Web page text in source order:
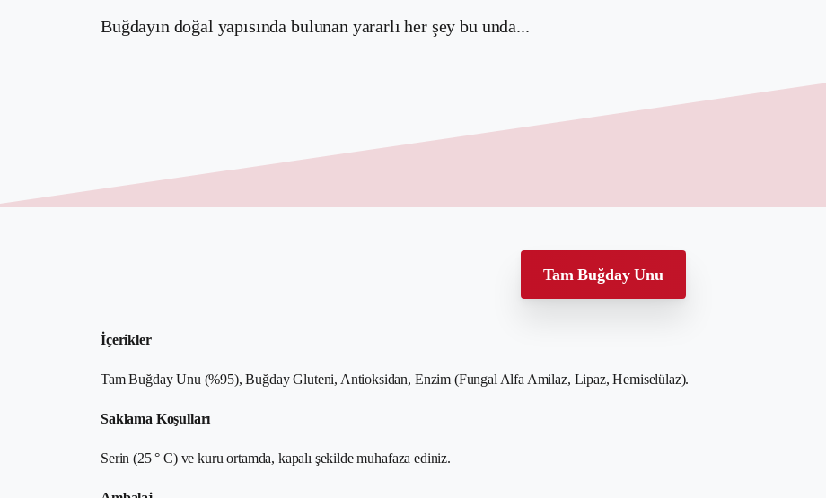
Buğdayın doğal yapısında bulunan yararlı her şey bu unda...
Tam Buğday Unu
İçerikler
Tam Buğday Unu (%95), Buğday Gluteni, Antioksidan, Enzim (Fungal Alfa Amilaz, Lipaz, Hemiselülaz).
Saklama Koşulları
Serin (25 ° C) ve kuru ortamda, kapalı şekilde muhafaza ediniz.